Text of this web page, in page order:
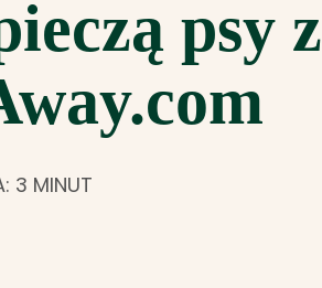
psy z
3 MINUT